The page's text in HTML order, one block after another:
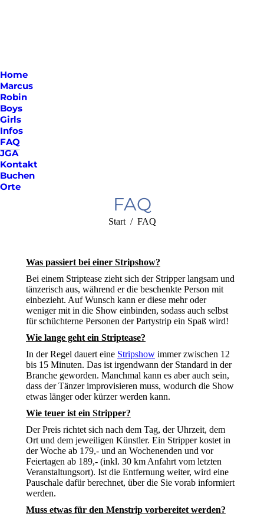
Home
Marcus
Robin
Boys
Girls
Infos
FAQ
JGA
Kontakt
Buchen
Orte
FAQ
Sie befinden sich
Start FAQ
Was passiert bei einer Stripshow?
Bei einem Striptease zieht sich der Stripper langsam und
tänzerisch aus, während er die beschenkte Person mit
einbezieht. Auf Wunsch kann er diese mehr oder
weniger mit in die Show einbinden, sodass auch selbst
für schüchterne Personen der Partystrip ein Spaß wird!
Wie lange geht ein Striptease?
In der Regel dauert eine Stripshow immer zwischen 12
bis 15 Minuten. Das ist irgendwann der Standard in der
Branche geworden. Manchmal kann es aber auch sein,
dass der Tänzer improvisieren muss, wodurch die Show
etwas länger oder kürzer werden kann.
Wie teuer ist ein Stripper?
Der Preis richtet sich nach dem Tag, der Uhrzeit, dem
Ort und dem jeweiligen Künstler. Ein Stripper kostet in
der Woche ab 179,- und an Wochenenden und vor
Feiertagen ab 189,- (inkl. 30 km Anfahrt vom letzten
Veranstaltungsort). Ist die Entfernung weiter, wird eine
Pauschale dafür berechnet, über die Sie vorab informiert
werden.
Muss etwas für den Menstrip vorbereitet werden?